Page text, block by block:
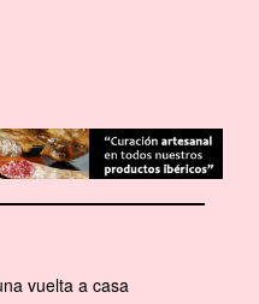
vuelta a casa